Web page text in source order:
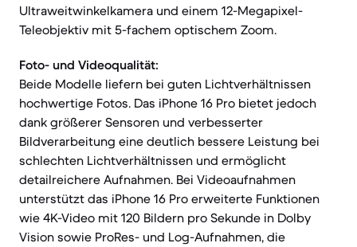
Ultraweitwinkelkamera und einem 12-Megapixel-
Teleobjektiv mit 5-fachem optischem Zoom.
Foto- und Videoqualität:
Beide Modelle liefern bei guten Lichtverhältnissen
hochwertige Fotos. Das iPhone 16 Pro bietet jedoch
dank größerer Sensoren und verbesserter
Bildverarbeitung eine deutlich bessere Leistung bei
schlechten Lichtverhältnissen und ermöglicht
detailreichere Aufnahmen. Bei Videoaufnahmen
unterstützt das iPhone 16 Pro erweiterte Funktionen
wie 4K-Video mit 120 Bildern pro Sekunde in Dolby
Vision sowie ProRes- und Log-Aufnahmen, die